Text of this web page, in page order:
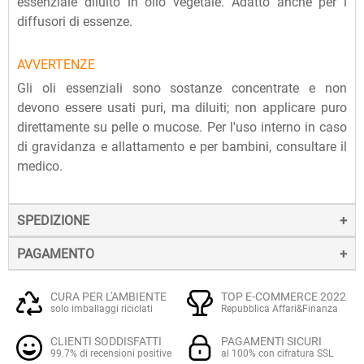
diffusori di essenze.
AVVERTENZE
Gli oli essenziali sono sostanze concentrate e non
devono essere usati puri, ma diluiti; non applicare puro
direttamente su pelle o mucose. Per l'uso interno in caso
di gravidanza e allattamento e per bambini, consultare il
medico.
SPEDIZIONE
La spedizione dei prodotti avviene entro 24 ore dall'ordine
(sabato e festivi esclusi), tramite corriere SDA.
Quando l'ordine sarà spedito, riceverai una e-mail di
conferma, contenente un link alla tracciatura online
dell'invio, che ti permetterà di verificare in tempo reale lo
stato della spedizione.
PAGAMENTO
Il pagamento degli ordini può avvenire:
altre carte prepagate abilitate), su server sicuro Paypal.
CURA PER L'AMBIENTE
solo imballaggi riciclati
TOP E-COMMERCE 2022
Repubblica Affari&Finanza
CLIENTI SODDISFATTI
99.7% di recensioni positive
PAGAMENTI SICURI
al 100% con cifratura SSL